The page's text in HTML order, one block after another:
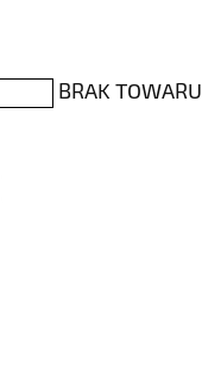
BRAK TOWARU